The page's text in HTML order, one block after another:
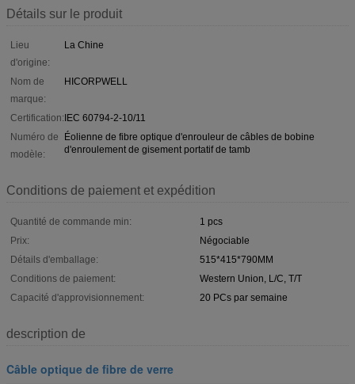
Détails sur le produit
Lieu
d'origine:
La Chine
Nom de
marque:
HICORPWELL
Certification:IEC 60794-2-10/11
Numéro de
modèle:
Éolienne de fibre optique d'enrouleur de câbles de bobine
d'enroulement de gisement portatif de tamb
Conditions de paiement et expédition
Quantité de commande min:
1 pcs
Prix:
Négociable
Détails d'emballage:
515*415*790MM
Conditions de paiement:
Western Union, L/C, T/T
Capacité d'approvisionnement:
20 PCs par semaine
description de
Câble optique de fibre de verre